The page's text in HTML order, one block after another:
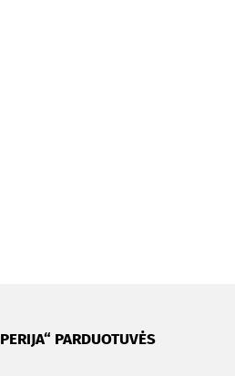
PARDUOTUVĖS